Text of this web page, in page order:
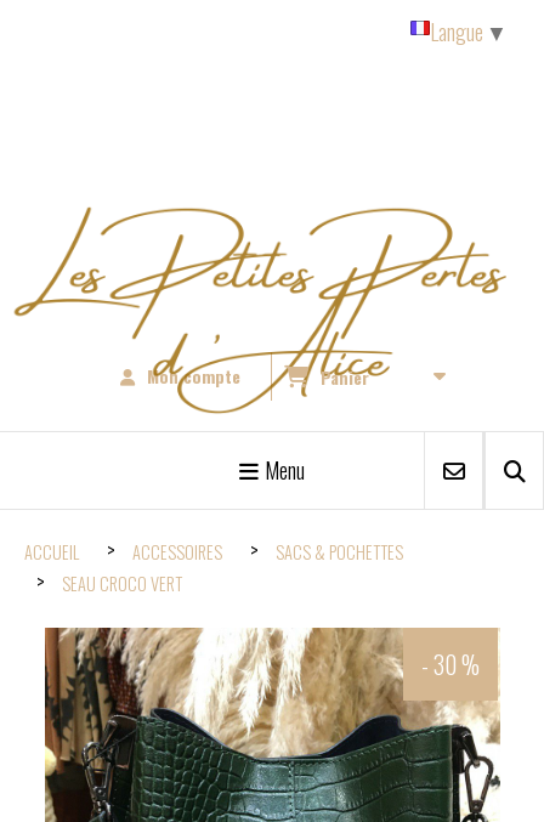
Mon compte Panier
Menu
ACCUEIL ACCESSOIRES
SACS & POCHETTES
SEAU CROCO VERT
- 30 %
Langue ▼